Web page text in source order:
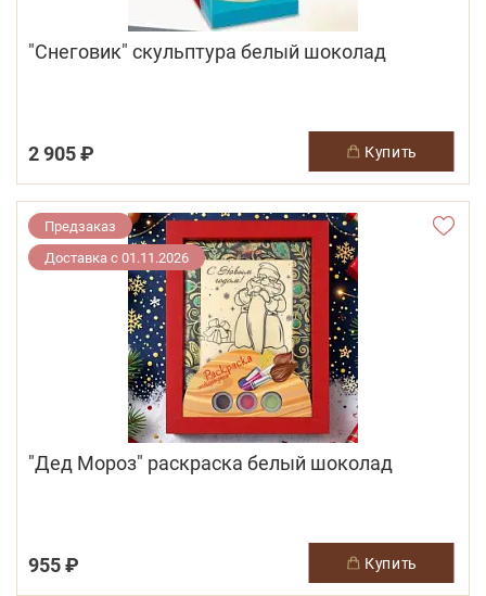
"Снеговик" скульптура белый шоколад
2 905 ₽ купить
Предзаказ
Доставка с 01.11.2026
"Дед Мороз" раскраска белый шоколад
955 ₽ купить